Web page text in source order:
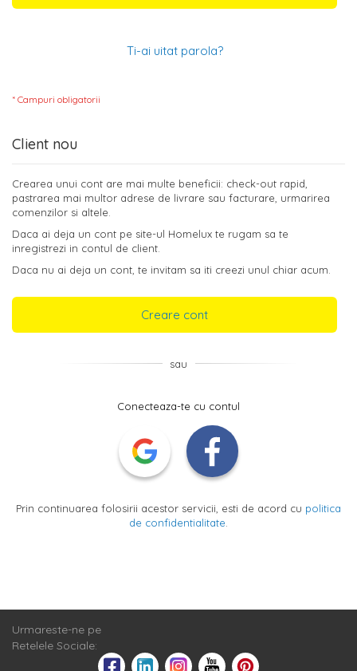
Ti-ai uitat parola?
Client nou
Crearea unui cont are mai multe beneficii: check-out rapid,
pastrarea mai multor adrese de livrare sau facturare, urmarirea
comenzilor si altele.
Daca ai deja un cont pe site-ul Homelux te rugam sa te
inregistrezi in contul de client.
Daca nu ai deja un cont, te invitam sa iti creezi unul chiar acum.
Creare cont
sau
Conecteaza-te cu contul
Prin continuarea folosirii acestor servicii, esti de acord cu politica
de confidentialitate
Urmareste-ne pe
Retelele Sociale: